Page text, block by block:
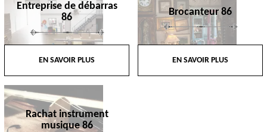
Entreprise de débarras
86
EN SAVOIR PLUS
Brocanteur 86
EN SAVOIR PLUS
Rachat instrument
musique 86